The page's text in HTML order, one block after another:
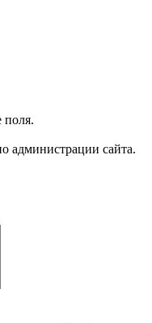
поля.
администрации сайта.